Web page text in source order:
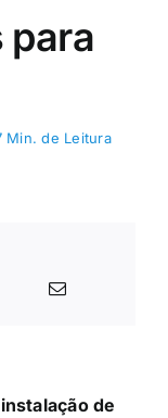
para
Min. de Leitura
de